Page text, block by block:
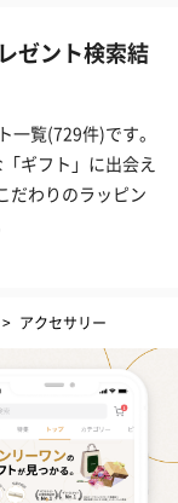
ゼント検索結
覧(729件)です。
ギフト」に出会え
だわりのラッピン
> アクセサリー